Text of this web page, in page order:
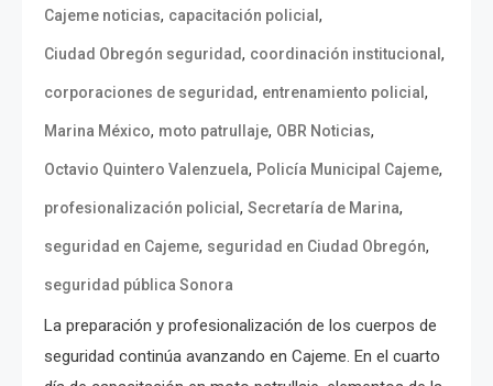
Cajeme noticias, capacitación policial,
Ciudad Obregón seguridad, coordinación institucional,
corporaciones de seguridad, entrenamiento policial,
Marina México, moto patrullaje, OBR Noticias,
Octavio Quintero Valenzuela, Policía Municipal Cajeme,
profesionalización policial, Secretaría de Marina,
seguridad en Cajeme, seguridad en Ciudad Obregón,
seguridad pública Sonora
La preparación y profesionalización de los cuerpos de
seguridad continúa avanzando en Cajeme. En el cuarto